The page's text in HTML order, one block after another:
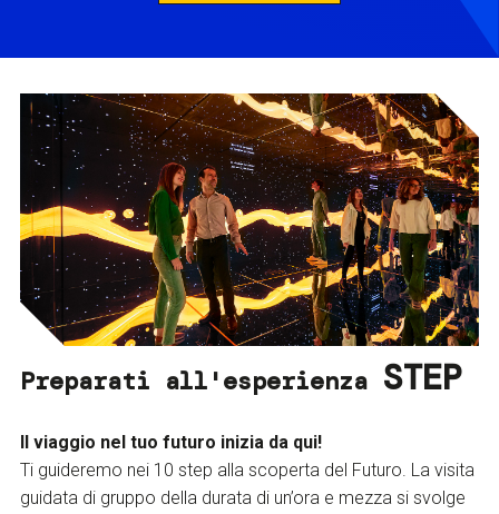
Preparati all'esperienza STEP
Il viaggio nel tuo futuro inizia da qui!
Ti guideremo nei 10 step alla scoperta del Futuro. La visita
guidata di gruppo della durata di un’ora e mezza si svolge